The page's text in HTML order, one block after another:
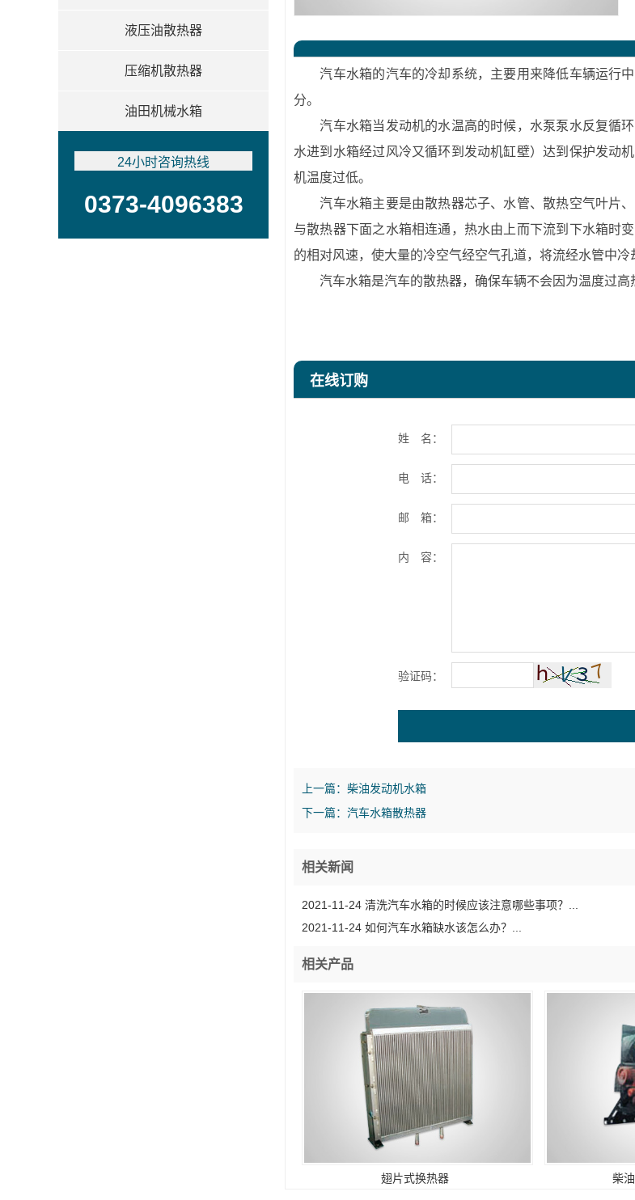
汽车水箱的汽车的冷却系统，主要用来降低车辆运行中
分。
汽车水箱当发动机的水温高的时候，水泵泵水反复循环
水进到水箱经过风冷又循环到发动机缸壁）达到保护发动
机温度过低。
汽车水箱主要是由散热器芯子、水管、散热空气叶片、
与散热器下面之水箱相连通，热水由上而下流到下水箱时
的相对风速，使大量的冷空气经空气孔道，将流经水管中冷
汽车水箱是汽车的散热器，确保车辆不会因为温度过高
在线订购
姓 名：
电 话：
邮 箱：
内 容：
验证码：
上一篇： 柴油发动机水箱
下一篇： 汽车水箱散热器
相关新闻
2021-11-24 清洗汽车水箱的时候应该注意哪些事项？...
2021-11-24 如何汽车水箱缺水该怎么办？...
相关产品
翅片式换热器 柴
液压油散热器
压缩机散热器
油田机械水箱
24小时咨询热线
0373-4096383